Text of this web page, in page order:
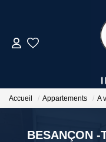
Accueil Appartements A
BESANÇON